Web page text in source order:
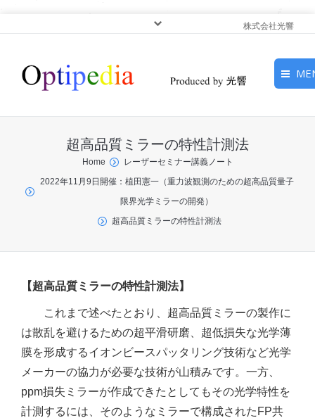
株式会社光響
ピックアップ
光基礎・光源
光応用・アプリケーショ
超高品質ミラーの特性計測法
You are here:Home
レーザーセミナー講義ノート
2022年11月9日開催：植田憲一（重力波観測のための超高品質量子
限界光学ミラーの開発）
超高品質ミラーの特性計測法
【超高品質ミラーの特性計測法】
これまで述べたとおり、超高品質ミラーの製作に
は散乱を避けるための超平滑研磨、超低損失な光学薄
膜を形成するイオンビースパッタリング技術など光学
メーカーの協力が必要な技術が山積みです。一方、
ppm損失ミラーが作成できたとしてもその光学特性を
計測するには、そのようなミラーで構成されたFP共